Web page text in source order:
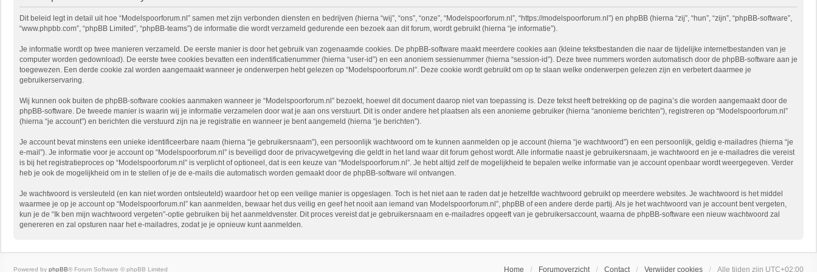
Dit beleid legt in detail uit hoe “Modelspoorforum.nl” samen met zijn verbonden diensten en bedrijven (hierna “wij”, “ons”, “onze”, “Modelspoorforum.nl”, “https://modelspoorforum.nl”) en phpBB (hierna “zij”, “hun”, “zijn”, “phpBB-software”,
“www.phpbb.com”, “phpBB Limited”, “phpBB-teams”) de informatie die wordt verzameld gedurende een bezoek aan dit forum, wordt gebruikt (hierna “je informatie”).
Je informatie wordt op twee manieren verzameld. De eerste manier is door het gebruik van zogenaamde cookies. De phpBB-software maakt meerdere cookies aan (kleine tekstbestanden die naar de tijdelijke internetbestanden van je
computer worden gedownload). De eerste twee cookies bevatten een indentificatienummer (hierna “user-id”) en een anoniem sessienummer (hierna “session-id”). Deze twee nummers worden automatisch door de phpBB-software aan je
toegewezen. Een derde cookie zal worden aangemaakt wanneer je onderwerpen hebt gelezen op “Modelspoorforum.nl”. Deze cookie wordt gebruikt om op te slaan welke onderwerpen gelezen zijn en verbetert daarmee je
gebruikerservaring.
Wij kunnen ook buiten de phpBB-software cookies aanmaken wanneer je “Modelspoorforum.nl” bezoekt, hoewel dit document daarop niet van toepassing is. Deze tekst heeft betrekking op de pagina’s die worden aangemaakt door de
phpBB-software. De tweede manier is waarin wij je informatie verzamelen door wat je aan ons verstuurt. Dit is onder andere het plaatsen als een anonieme gebruiker (hierna “anonieme berichten”), registreren op “Modelspoorforum.nl”
(hierna “je account”) en berichten die verstuurd zijn na je registratie en wanneer je bent aangemeld (hierna “je berichten”).
Je account bevat minstens een unieke identificeerbare naam (hierna “je gebruikersnaam”), een persoonlijk wachtwoord om te kunnen aanmelden op je account (hierna “je wachtwoord”) en een persoonlijk, geldig e-mailadres (hierna “je
e-mail”). Je informatie voor je account op “Modelspoorforum.nl” is beveiligd door de privacywetgeving die geldt in het land waar dit forum gehost wordt. Alle informatie naast je gebruikersnaam, je wachtwoord en je e-mailadres die vereist
is bij het registratieproces op “Modelspoorforum.nl” is verplicht of optioneel, dat is een keuze van “Modelspoorforum.nl”. Je hebt altijd zelf de mogelijkheid te bepalen welke informatie van je account openbaar wordt weergegeven. Verder
heb je ook de mogelijkheid om in te stellen of je de e-mails die automatisch worden gemaakt door de phpBB-software wil ontvangen.
Je wachtwoord is versleuteld (en kan niet worden ontsleuteld) waardoor het op een veilige manier is opgeslagen. Toch is het niet aan te raden dat je hetzelfde wachtwoord gebruikt op meerdere websites. Je wachtwoord is het middel
waarmee je op je account op “Modelspoorforum.nl” kan aanmelden, bewaar het dus veilig en geef het nooit aan iemand van Modelspoorforum.nl”, phpBB of een andere derde partij. Als je het wachtwoord van je account bent vergeten,
kun je de “Ik ben mijn wachtwoord vergeten”-optie gebruiken bij het aanmeldvenster. Dit proces vereist dat je gebruikersnaam en e-mailadres opgeeft van je gebruikersaccount, waarna de phpBB-software een nieuw wachtwoord zal
genereren en zal opsturen naar het e-mailadres, zodat je je opnieuw kunt aanmelden.
Home Forumoverzicht Contact Verwijder cookies Alle tijden zijn UTC+02:00
Powered by phpBB® Forum Software © phpBB Limited